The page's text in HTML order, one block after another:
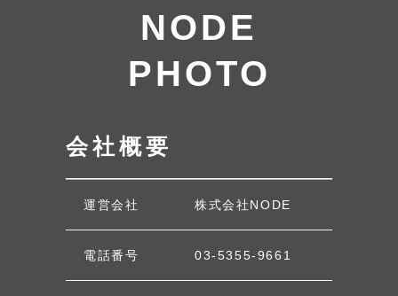
NODE
PHOTO
会社概要
運営会社 株式会社NODE
電話番号 03-5355-9661